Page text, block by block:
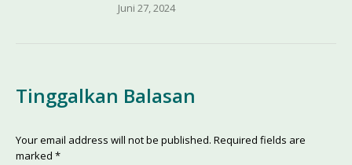
Juni 27, 2024
Tinggalkan Balasan
Your email address will not be published. Required fields are
marked *